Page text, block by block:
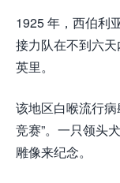
1925 年，西伯利
接力队在不到六
英里。
该地区白喉流行
竞赛”。一只领头
雕像来纪念。